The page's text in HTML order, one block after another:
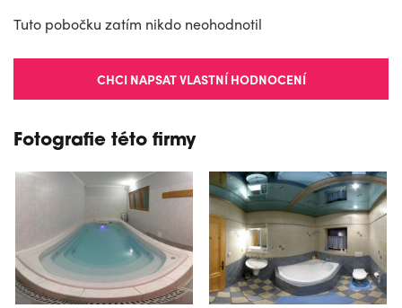
Tuto pobočku zatím nikdo neohodnotil
CHCI NAPSAT VLASTNÍ HODNOCENÍ
Fotografie této firmy